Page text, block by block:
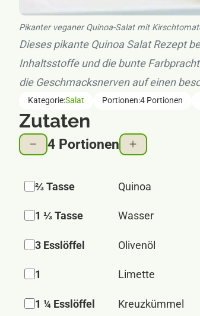
Pikanter veganer Quinoa-Salat mit
Dieses pikante Quinoa Salat Rezept
Inhaltsstoffe und die bunte
die Geschmacksnerven auf einen
Rezept-
Kategorie:Salat Portionen:4 Portionen
Zutaten
4 Portionen
⅔ Tasse Quinoa
1 ⅓ Tasse Wasser
3 Esslöffel Olivenöl
1 Limette
1 ¼ Esslöffel Kreuzkümmel